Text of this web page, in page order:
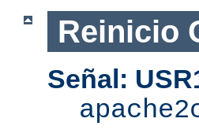
Reinicio
Señal: